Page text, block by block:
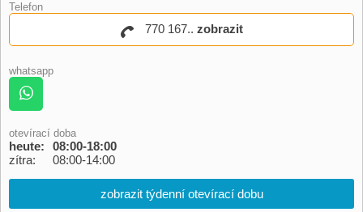
Telefon
770 167.. zobrazit
whatsapp
otevírací doba
heute:
08:00-18:00
zítra:
08:00-14:00
zobrazit týdenní otevírací dobu